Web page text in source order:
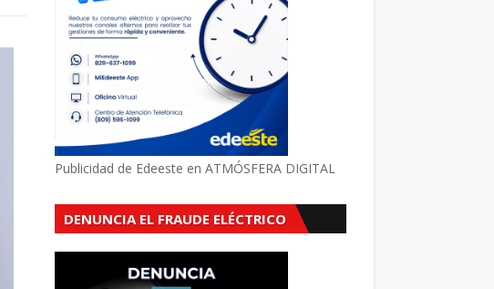
Publicidad de Edeeste en ATMÓSFERA DIGITAL
DENUNCIA EL FRAUDE ELÉCTRICO